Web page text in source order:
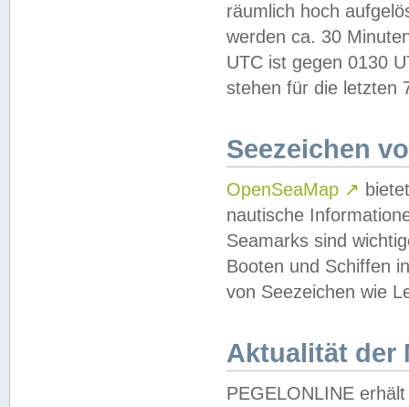
räumlich hoch
werden ca. 30
UTC ist gegen 0130
stehen für die letzten
Seezeichen
OpenSeaMap ↗
nautische
Seamarks sind
Booten und Schiffen
von Seezeichen wie
Aktualität der
PEGELONLINE